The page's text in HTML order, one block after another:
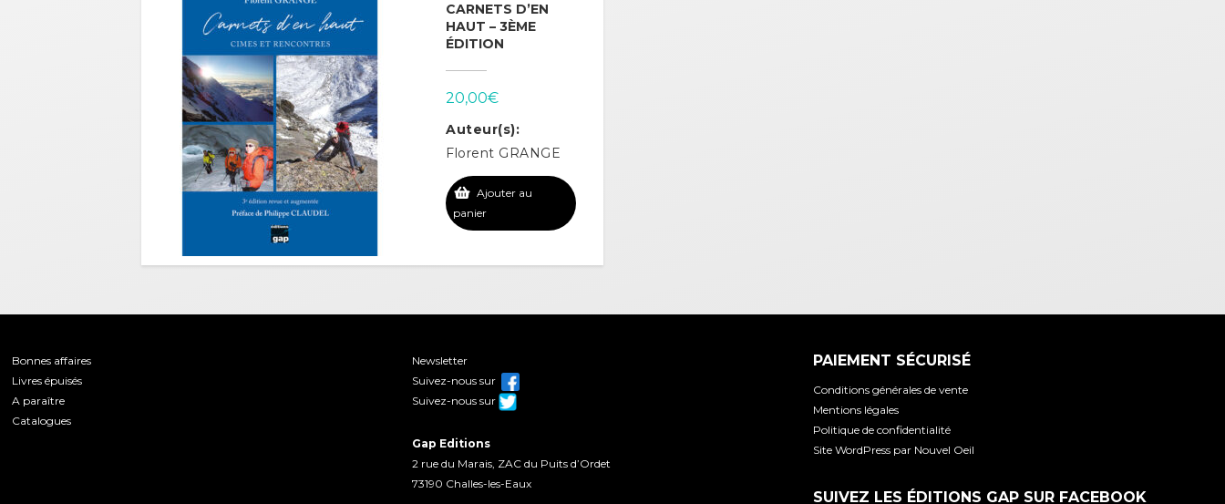
CARNETS D’EN
HAUT – 3ÈME
ÉDITION
20,00€
Auteur(s):
Florent GRANGE
Ajouter au
panier
Bonnes affaires
Livres épuisés
A paraître
Catalogues
Newsletter
Suivez-nous sur
Suivez-nous sur
Gap Editions
2 rue du Marais, ZAC du Puits d’Ordet
73190 Challes-les-Eaux
PAIEMENT SÉCURISÉ
Conditions générales de vente
Mentions légales
Politique de confidentialité
Site WordPress par Nouvel Oeil
SUIVEZ LES ÉDITIONS GAP SUR FACEBOOK